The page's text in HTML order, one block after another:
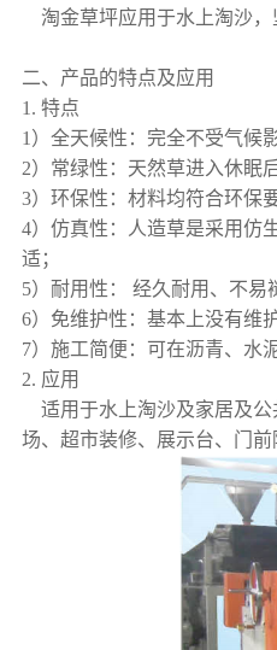
淘金草坪应用于水上淘沙，
二、产品的特点及应用
1. 特点
1）全天候性：完全不受气
2）常绿性：天然草进入休眠
3）环保性：材料均符合环保
4）仿真性：人造草是采用仿
适；
5）耐用性： 经久耐用、不易
6）免维护性：基本上没有维
7）施工简便：可在沥青、水
2. 应用
适用于水上淘沙及家居及公
场、超市装修、展示台、门前